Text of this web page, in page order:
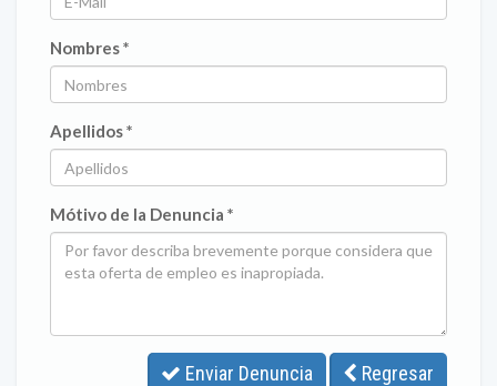
Nombres *
Apellidos *
Mótivo de la Denuncia *
Enviar Denuncia Regresar